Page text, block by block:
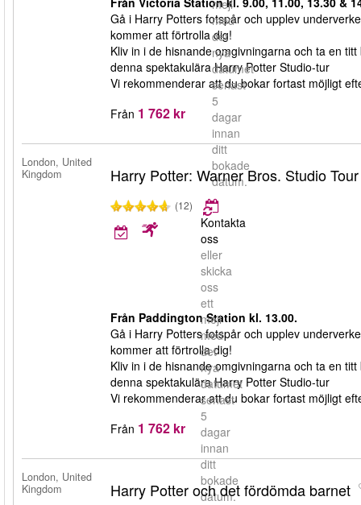
mejl
med
det
nya
datumet
senast
5
dagar
innan
ditt
bokade
datum.
Gå i Harry Potters fotspår och upplev
kommer att förtrolla dig!
Kliv in i de hisnande omgivningarna och ta en
denna spektakulära Harry Potter Studio-tur
Vi rekommenderar att du bokar fortast möjligt
Från 1 762 kr
London, United
Kingdom
Harry Potter: Warner Bros. Studio
(12)
Kontakta
oss
eller
skicka
oss
ett
mejl
med
det
nya
datumet
senast
5
dagar
innan
ditt
bokade
datum.
Från Paddington Station kl. 13.00.
Gå i Harry Potters fotspår och upplev
kommer att förtrolla dig!
Kliv in i de hisnande omgivningarna och ta en
denna spektakulära Harry Potter Studio-tur
Vi rekommenderar att du bokar fortast möjligt
Från 1 762 kr
London, United
Kingdom
Harry Potter och det fördömda barnet